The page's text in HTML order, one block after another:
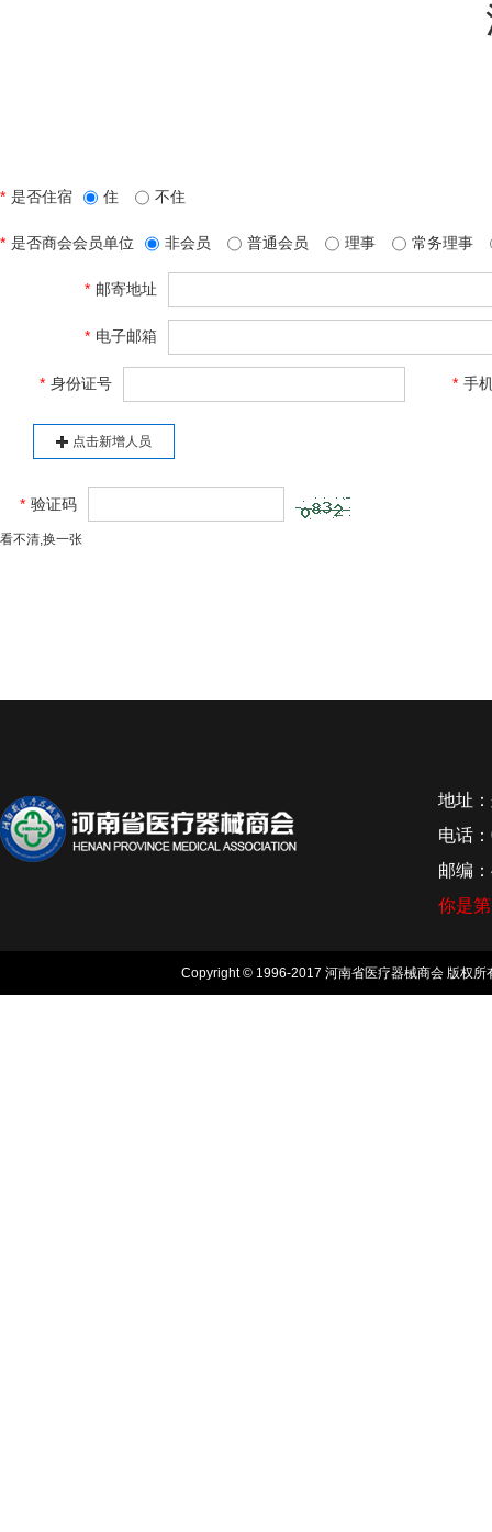
河南省
* 是否住宿 住 不住
* 是否商会会员单位 非会员 普通会员 理事 常务理事
* 邮寄地址
* 电子邮箱
* 身份证号 * 手
点击新增人员
* 验证码
看不清,换一张
地址
电话
邮编
你是
Copyright © 1996-2017 河南省医疗器械商会 版权